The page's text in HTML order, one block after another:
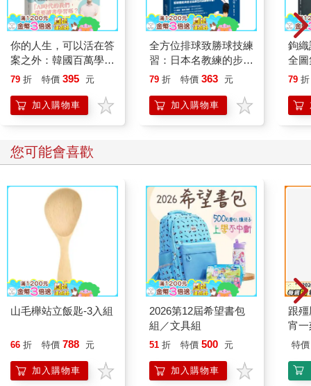
你的人生，可以活在答
案之外：韓國百萬學子
信賴的「讀書之神」寫
學習打造人生選擇權
79 折 特價 395 元
加入購物車
全方位排球致勝球技練
習：日本名教練的步
法、戰術、攻守＆控球
79 折 特價 363 元
加入購物車
鉤
全圖
立
包
79 折
您可能會喜歡
山毛櫸站立飯匙-3入組
66 折 特價 788 元
加入購物車
2026第12屆希望書包
組／文具組
51 折 特價 500 元
加入購物車
跟
宵
外篇
特價